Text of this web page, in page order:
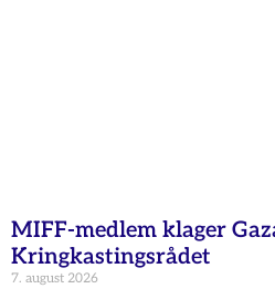
MIFF-medlem klager
Kringkastingsrådet
7. august 2026